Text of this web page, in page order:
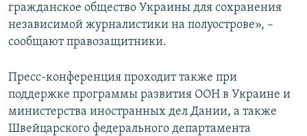
гражданское общество Украины для сохранения
независимой журналистики на полуострове», –
сообщают правозащитники.
Пресс-конференция проходит также при
поддержке программы развития ООН в Украине и
министерства иностранных дел Дании, а также
Швейцарского федерального департамента